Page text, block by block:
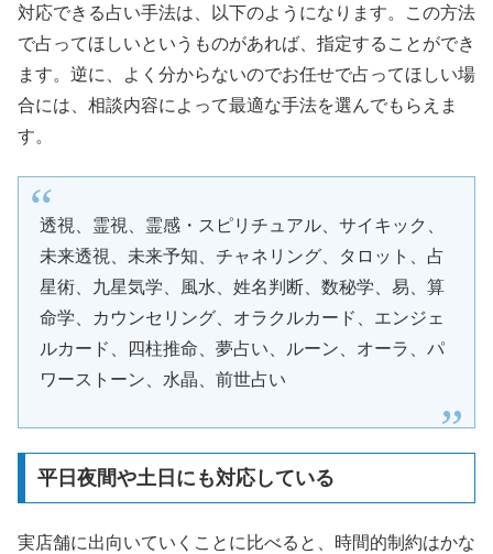
対応できる占い手法は、以下のようになります。この方法
で占ってほしいというものがあれば、指定することができ
ます。逆に、よく分からないのでお任せで占ってほしい場
合には、相談内容によって最適な手法を選んでもらえま
す。
透視、霊視、霊感・スピリチュアル、サイキック、
未来透視、未来予知、チャネリング、タロット、占
星術、九星気学、風水、姓名判断、数秘学、易、算
命学、カウンセリング、オラクルカード、エンジェ
ルカード、四柱推命、夢占い、ルーン、オーラ、パ
ワーストーン、水晶、前世占い
平日夜間や土日にも対応している
実店舗に出向いていくことに比べると、時間的制約はかな